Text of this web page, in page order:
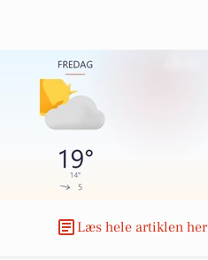
Læs hele artiklen her